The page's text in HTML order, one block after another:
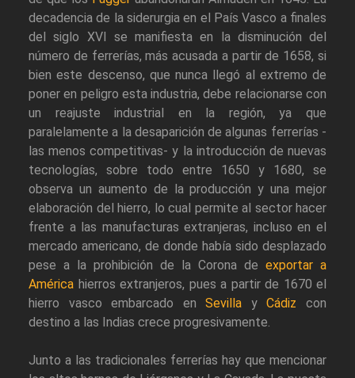
decadencia de la siderurgia en el País Vasco a finales
del siglo XVI se manifiesta en la disminución del
número de ferrerías, más acusada a partir de 1658, si
bien este descenso, que nunca llegó al extremo de
poner en peligro esta industria, debe relacionarse con
un reajuste industrial en la región, ya que
paralelamente a la desaparición de algunas ferrerías -
las menos competitivas- y la introducción de nuevas
tecnologías, sobre todo entre 1650 y 1680, se
observa un aumento de la producción y una mejor
elaboración del hierro, lo cual permite al sector hacer
frente a las manufacturas extranjeras, incluso en el
mercado americano, de donde había sido desplazado
pese a la prohibición de la Corona de exportar a
América hierros extranjeros, pues a partir de 1670 el
hierro vasco embarcado enSevilla yCádiz con
destino a las Indias crece progresivamente.
Junto a las tradicionales ferrerías hay que mencionar